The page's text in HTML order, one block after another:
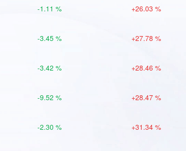
-1.11 % +26.03 %
-3.45 % +27.78 %
-3.42 % +28.46 %
-9.52 % +28.47 %
-2.30 % +31.34 %